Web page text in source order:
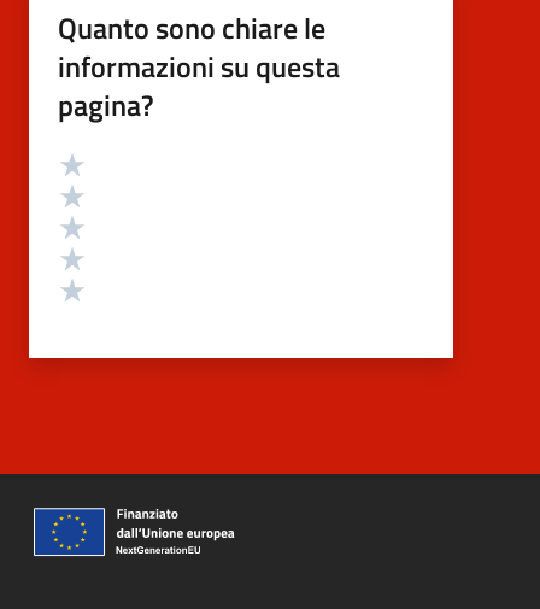
Quanto sono chiare le
informazioni su questa
pagina?
Valutazione